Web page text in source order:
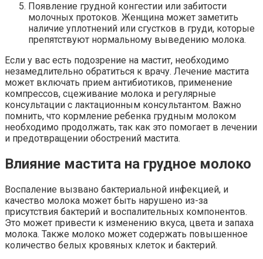
Появление грудной конгестии или забитости
молочных протоков. Женщина может заметить
наличие уплотнений или сгустков в груди, которые
препятствуют нормальному выведению молока.
Если у вас есть подозрение на мастит, необходимо
незамедлительно обратиться к врачу. Лечение мастита
может включать прием антибиотиков, применение
компрессов, сцеживание молока и регулярные
консультации с лактационным консультантом. Важно
помнить, что кормление ребенка грудным молоком
необходимо продолжать, так как это помогает в лечении
и предотвращении обострений мастита.
Влияние мастита на грудное молоко
Воспаление вызвано бактериальной инфекцией, и
качество молока может быть нарушено из-за
присутствия бактерий и воспалительных компонентов.
Это может привести к изменению вкуса, цвета и запаха
молока. Также молоко может содержать повышенное
количество белых кровяных клеток и бактерий.